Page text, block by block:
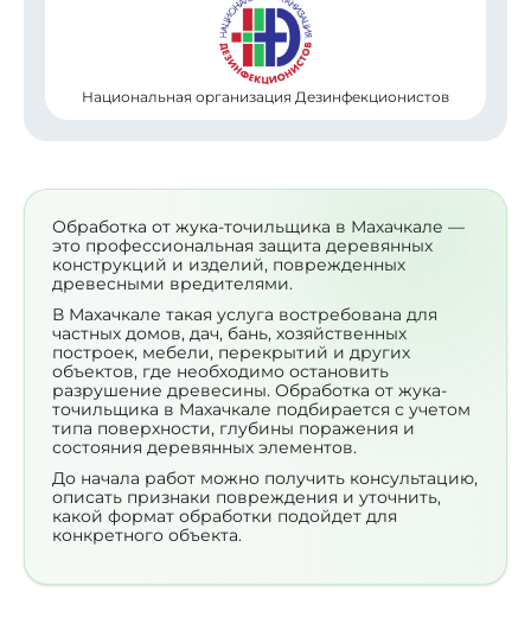
Национальная организация Дезинфекционистов
Обработка от жука-точильщика в Махачкале —
это профессиональная защита деревянных
конструкций и изделий, поврежденных
древесными вредителями.
В Махачкале такая услуга востребована для
частных домов, дач, бань, хозяйственных
построек, мебели, перекрытий и других
объектов, где необходимо остановить
разрушение древесины. Обработка от жука-
точильщика в Махачкале подбирается с учетом
типа поверхности, глубины поражения и
состояния деревянных элементов.
До начала работ можно получить консультацию,
описать признаки повреждения и уточнить,
какой формат обработки подойдет для
конкретного объекта.